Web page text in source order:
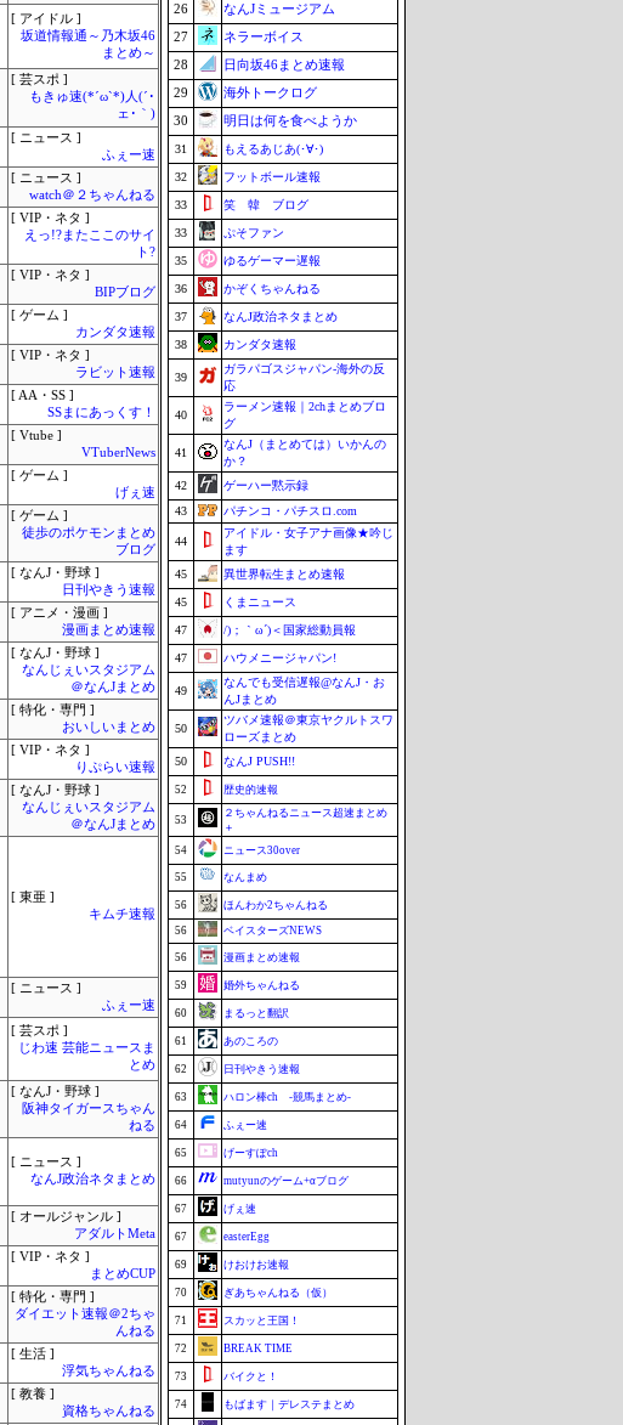
[ アイドル ]
坂道情報通～乃木坂46
まとめ～
[ 芸スポ ]
もきゅ速(*´ω`*)人(´･
ェ･｀)
[ ニュース ]
ふぇー速
[ ニュース ]
watch＠２ちゃんねる
[ VIP・ネタ ]
えっ!?またここのサイ
ト?
[ VIP・ネタ ]
BIPブログ
[ ゲーム ]
カンダタ速報
[ VIP・ネタ ]
ラビット速報
[ AA・SS ]
SSまにあっくす！
[ Vtube ]
VTuberNews
[ ゲーム ]
げぇ速
[ ゲーム ]
徒歩のポケモンまとめ
ブログ
[ なんJ・野球 ]
日刊やきう速報
[ アニメ・漫画 ]
漫画まとめ速報
[ なんJ・野球 ]
なんじぇいスタジアム
＠なんJまとめ
[ 特化・専門 ]
おいしいまとめ
[ VIP・ネタ ]
りぷらい速報
[ なんJ・野球 ]
なんじぇいスタジアム
＠なんJまとめ
[ 東亜 ]
キムチ速報
[ ニュース ]
ふぇー速
[ 芸スポ ]
じわ速 芸能ニュースま
とめ
[ なんJ・野球 ]
阪神タイガースちゃん
ねる
[ ニュース ]
なんJ政治ネタまとめ
[ オールジャンル ]
アダルトMeta
[ VIP・ネタ ]
まとめCUP
[ 特化・専門 ]
ダイエット速報＠2ちゃ
んねる
[ 生活 ]
浮気ちゃんねる
[ 教養 ]
資格ちゃんねる
26
なんJミュージアム
27
ネラーボイス
28
日向坂46まとめ速報
29
海外トークログ
30
明日は何を食べようか
31 もえるあじあ(･∀･)
32 フットボール速報
33 笑 韓 ブログ
33 ぷそファン
35 ゆるゲーマー遅報
36 かぞくちゃんねる
37 なんJ政治ネタまとめ
38 カンダタ速報
39
ガラパゴスジャパン-海外の反
応
40
ラーメン速報｜2chまとめブロ
グ
41
なんJ（まとめては）いかんの
か？
42
ゲーハー黙示録
43
パチンコ・パチスロ.com
44
アイドル・女子アナ画像★吟じ
ます
45
異世界転生まとめ速報
45 くまニュース
47 /)；｀ω´)＜国家総動員報
47 ハウメニージャパン!
49
なんでも受信遅報@なんJ・お
んJまとめ
50
ツバメ速報＠東京ヤクルトスワ
ローズまとめ
50
なんJ PUSH!!
52 歴史的速報
53
２ちゃんねるニュース超速まとめ
＋
54
ニュース30over
55 なんまめ
56 ほんわか2ちゃんねる
56 ベイスターズNEWS
56 漫画まとめ速報
59 婚外ちゃんねる
60 まるっと翻訳
61 あのころの
62 日刊やきう速報
63 ハロン棒ch -競馬まとめ-
64 ふぇー速
65 げーすぽch
66 mutyunのゲーム+αブログ
67 げぇ速
67 easterEgg
69 けおけお速報
70 ぎあちゃんねる（仮）
71 スカッと王国！
72 BREAK TIME
73 バイクと！
74 もばます｜デレステまとめ